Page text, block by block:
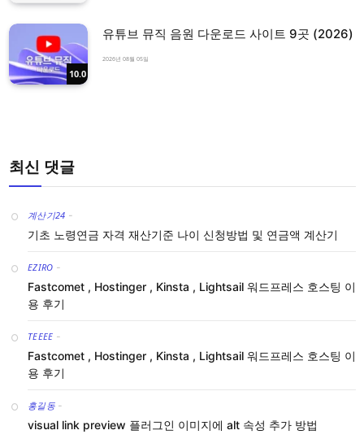
10.0
유튜브 뮤직 음원 다운로드 사이트 9곳 (2026)
2026년 08월 05일
최신 댓글
계산기24 -
기초 노령연금 자격 재산기준 나이 신청방법 및 연금액 계산기
EZIRO -
Fastcomet , Hostinger , Kinsta , Lightsail 워드프레스 호스팅 이
용 후기
TEEEE -
Fastcomet , Hostinger , Kinsta , Lightsail 워드프레스 호스팅 이
용 후기
홍길동 -
visual link preview 플러그인 이미지에 alt 속성 추가 방법